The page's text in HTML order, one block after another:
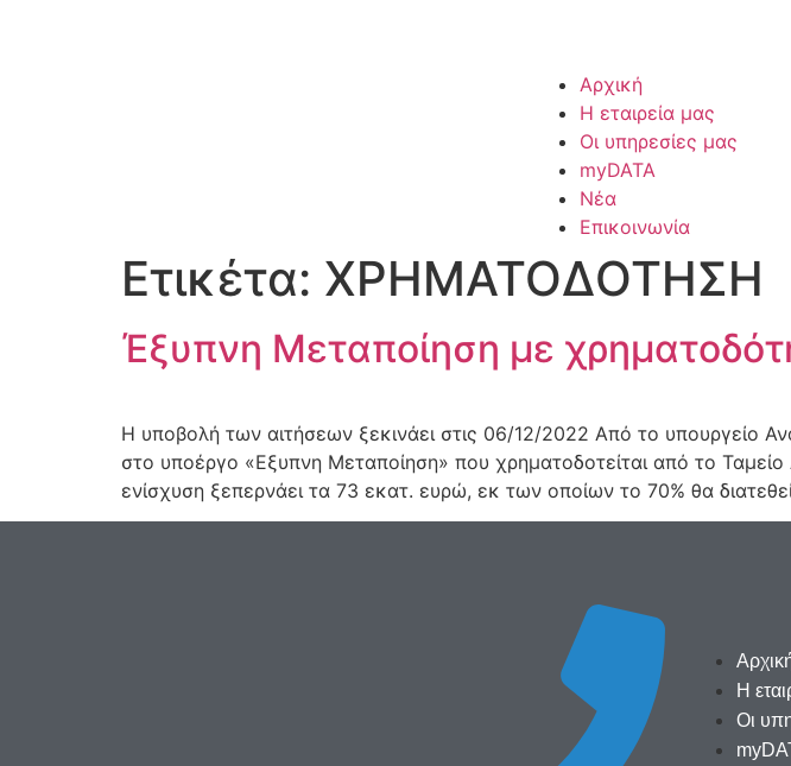
Αρχική
Η εταιρεία μας
Οι υπηρεσίες μας
myDATA
Νέα
Επικοινωνία
Ετικέτα: ΧΡΗΜΑΤΟΔΟΤΗΣΗ
Έξυπνη Μεταποίηση με
H υποβολή των αιτήσεων ξεκινάει στις 06/12/2022 Από το υπουργείο
στο υποέργο «Εξυπνη Μεταποίηση» που χρηματοδοτείται από το
ενίσχυση ξεπερνάει τα 73 εκατ. ευρώ, εκ των οποίων το 70% θα
Η
Οι